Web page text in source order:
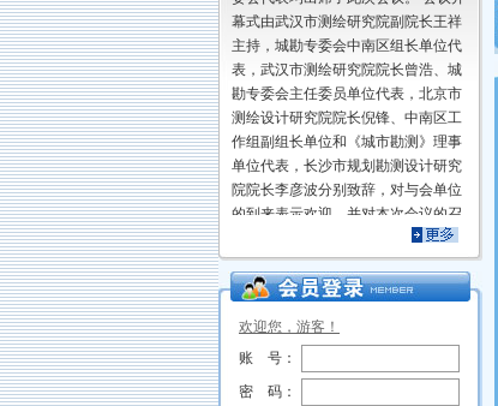
首页 关于专委会
幕式由武汉市测绘研究院副院长王祥
主持，城勘专委会中南区组长单位代
表，武汉市测绘研究院院长曾浩、城
勘专委会主任委员单位代表，北京市
测绘设计研究院院长倪锋、中南区工
作组副组长单位和《城市勘测》理事
单位代表，长沙市规划勘测设计研究
院院长李彦波分别致辞，对与会单位
的到来表示欢迎，并对本次会议的召
开表示祝贺和期待。 会议特别邀请了
实验室主任杨必胜教授、自然资源部
国土卫星遥感应用中心应用服务部主
任汪汇兵以及原武汉市测绘研究院院
长肖建华三位专家。他们分别带来了
题为“无人系统自主三维建图与应
用”“自然资源卫星遥感技术体系建设
欢迎您，游客！
账 号：
密 码：